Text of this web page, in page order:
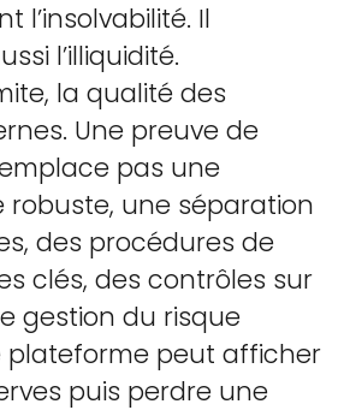
l’insolvabilité. Il
l’illiquidité.
la qualité des
Une preuve de
pas une
une séparation
des procédures de
clés, des contrôles sur
gestion du risque
plateforme peut afficher
puis perdre une